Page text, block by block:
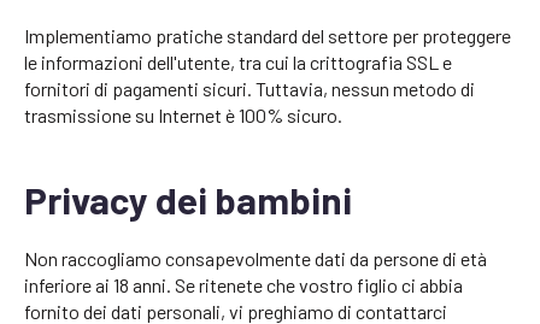
Implementiamo pratiche standard del settore per proteggere
le informazioni dell'utente, tra cui la crittografia SSL e
fornitori di pagamenti sicuri. Tuttavia, nessun metodo di
trasmissione su Internet è 100% sicuro.
Privacy dei bambini
Non raccogliamo consapevolmente dati da persone di età
inferiore ai 18 anni. Se ritenete che vostro figlio ci abbia
fornito dei dati personali, vi preghiamo di contattarci